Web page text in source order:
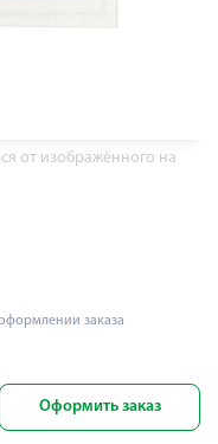
от изображённого на
заказа
Оформить заказ